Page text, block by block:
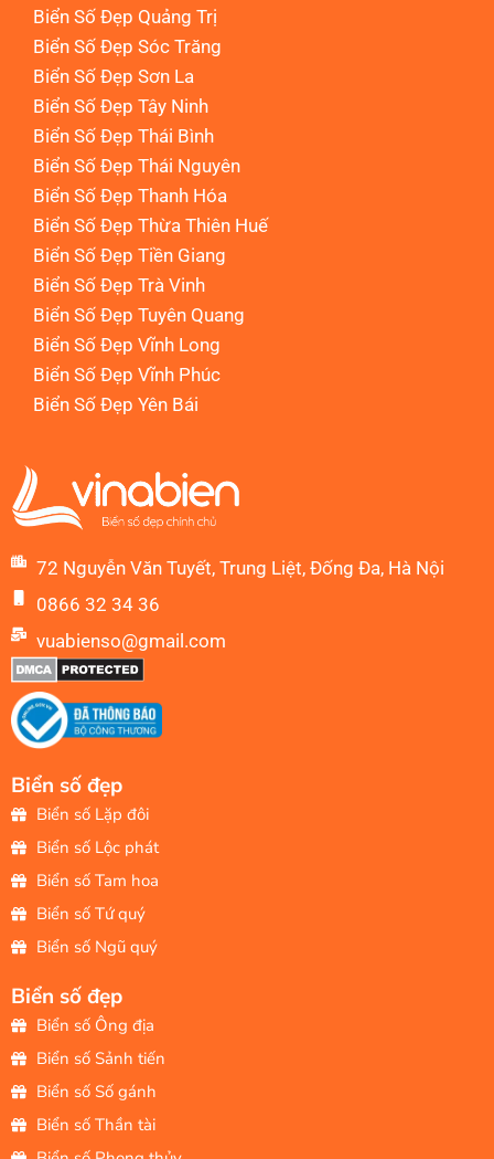
Biển Số Đẹp Quảng Trị
Biển Số Đẹp Sóc Trăng
Biển Số Đẹp Sơn La
Biển Số Đẹp Tây Ninh
Biển Số Đẹp Thái Bình
Biển Số Đẹp Thái Nguyên
Biển Số Đẹp Thanh Hóa
Biển Số Đẹp Thừa Thiên Huế
Biển Số Đẹp Tiền Giang
Biển Số Đẹp Trà Vinh
Biển Số Đẹp Tuyên Quang
Biển Số Đẹp Vĩnh Long
Biển Số Đẹp Vĩnh Phúc
Biển Số Đẹp Yên Bái
72 Nguyễn Văn Tuyết, Trung Liệt, Đống Đa, Hà Nội
0866 32 34 36
vuabienso@gmail.com
Biển số đẹp
Biển số Lặp đôi
Biển số Lộc phát
Biển số Tam hoa
Biển số Tứ quý
Biển số Ngũ quý
Biển số đẹp
Biển số Ông địa
Biển số Sảnh tiến
Biển số Số gánh
Biển số Thần tài